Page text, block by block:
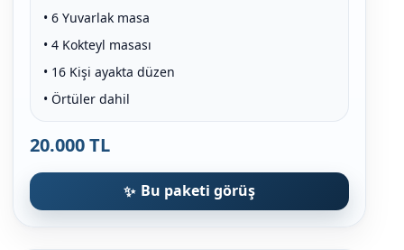
• 6 Yuvarlak masa
• 4 Kokteyl masası
• 16 Kişi ayakta düzen
• Örtüler dahil
20.000 TL
Bu paketi görüş